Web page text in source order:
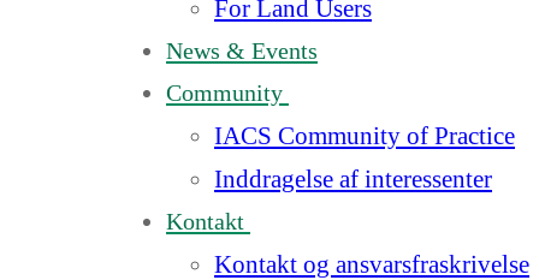
For Land Users
News & Events
Community
IACS Community of Practice
Inddragelse af interessenter
Kontakt
Kontakt og ansvarsfraskrivelse